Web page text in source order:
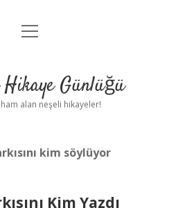
Anasayfa
Yasal Uyarı
menüyü
Günlüğü
alan neşeli hikayeler!
kim söylüyor
Kim Yazdı